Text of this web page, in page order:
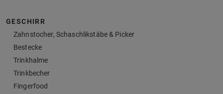
GESCHIRR
Zahnstocher, Schaschlikstäbe & Picker
Bestecke
Trinkhalme
Trinkbecher
Fingerfood